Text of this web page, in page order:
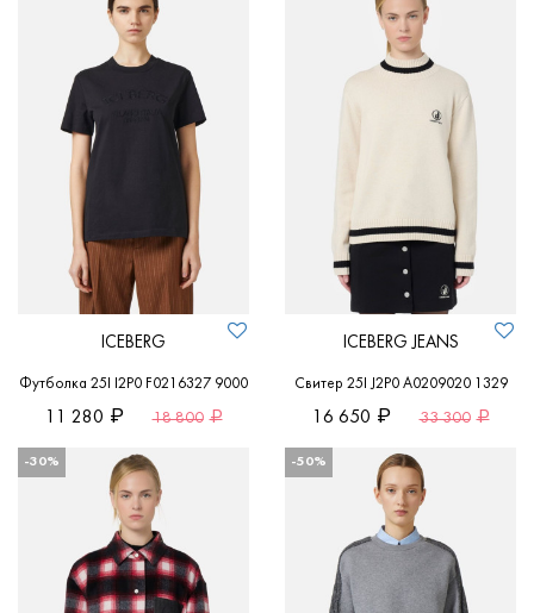
ICEBERG
Футболка 25I I2P0 F0216327 9000
11 280 18 800
ICEBERG JEANS
Свитер 25I J2P0 A0209020 1329
16 650 33 300
-30% -50%